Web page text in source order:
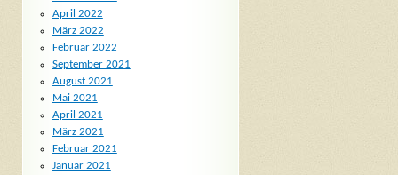
April 2022
März 2022
Februar 2022
September 2021
August 2021
Mai 2021
April 2021
März 2021
Februar 2021
Januar 2021